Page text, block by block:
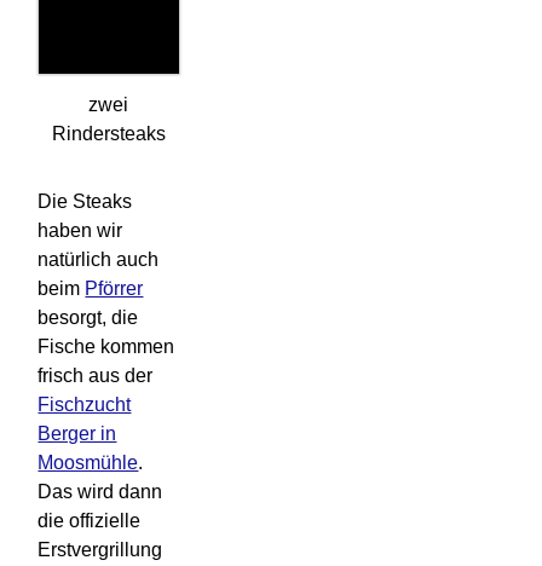
zwei
Rindersteaks
Die Steaks
haben wir
natürlich auch
beim Pförrer
besorgt, die
Fische kommen
frisch aus der
Fischzucht
Berger in
Moosmühle.
Das wird dann
die offizielle
Erstvergrillung